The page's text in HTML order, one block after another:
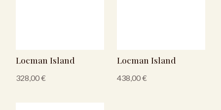
Locman Island
328,00€
Locman Island
438,00€